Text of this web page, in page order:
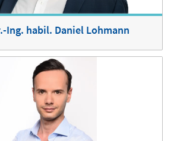
Ing. habil. Daniel Lohmann